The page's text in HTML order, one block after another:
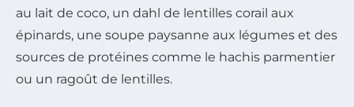
au lait de coco, un dahl de lentilles corail aux
épinards, une soupe paysanne aux légumes et des
sources de protéines comme le hachis parmentier
ou un ragoût de lentilles.